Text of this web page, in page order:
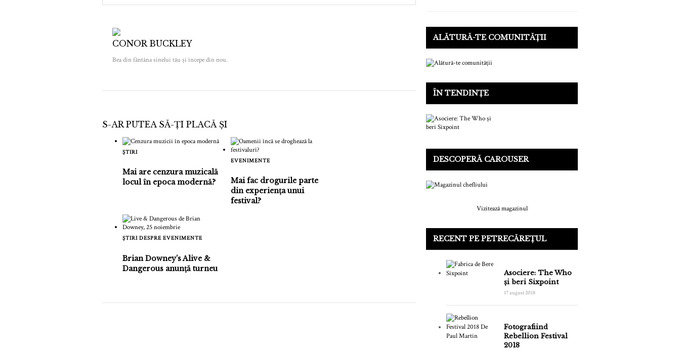
CONOR BUCKLEY
Bea din fântâna sinelui tău și începe din nou.
S-AR PUTEA SĂ-ȚI PLACĂ ȘI
ȘTIRI
Mai are cenzura muzicală
locul în epoca modernă?
EVENIMENTE
Mai fac drogurile parte
din experiența unui
festival?
ȘTIRI DESPRE EVENIMENTE
Brian Downey’s Alive &
Dangerous anunță turneu
ALĂTURĂ-TE COMUNITĂȚII
ÎN TENDINȚE
DESCOPERĂ CAROUSER
Vizitează magazinul
RECENT PE PETRECĂREȚUL
Asociere: The Who
și beri Sixpoint
17 august 2018
Fotografiind
Rebellion Festival
2018